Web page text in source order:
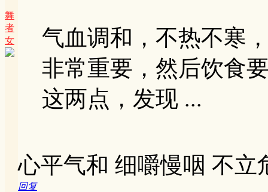
舞
者
女
气血调和，不热不寒
非常重要，然后饮食
这两点，发现 ...
心平气和 细嚼慢咽 不立
回复